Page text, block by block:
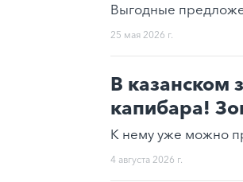
Выгодные
25 мая 2026 г.
В казанском
капибара!
К нему уже можно
4 августа 2026 г.